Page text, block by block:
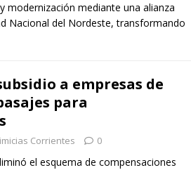
modernización mediante una alianza
Nacional del Nordeste, transformando
a empresas de
para
Corrientes 0
el esquema de compensaciones